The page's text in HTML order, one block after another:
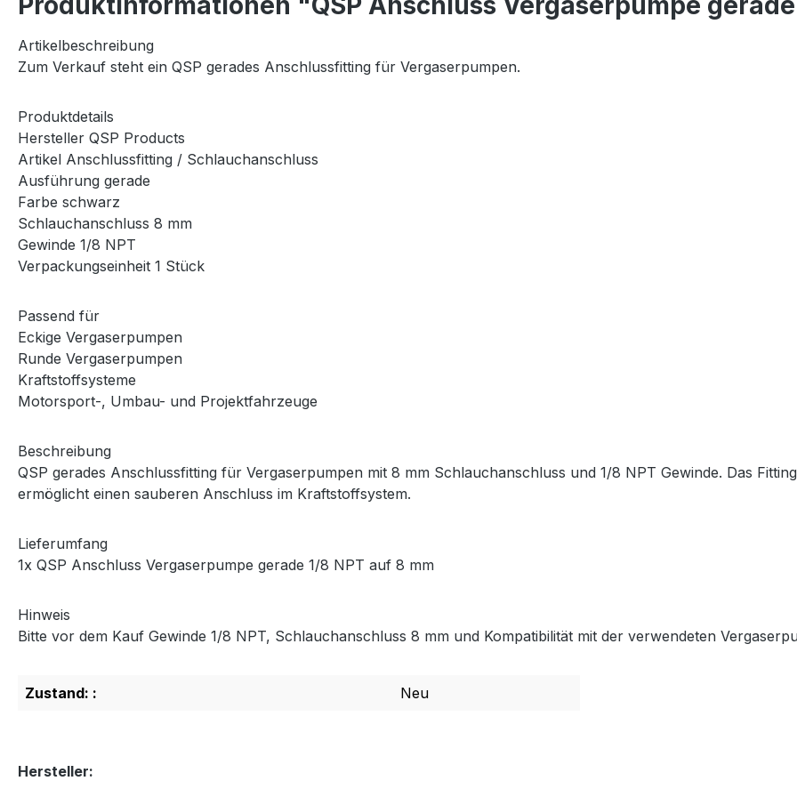
Artikelbeschreibung
Zum Verkauf steht ein QSP gerades Anschlussfitting für Vergaserpumpen.
Produktdetails
Hersteller QSP Products
Artikel Anschlussfitting / Schlauchanschluss
Ausführung gerade
Farbe schwarz
Schlauchanschluss 8 mm
Gewinde 1/8 NPT
Verpackungseinheit 1 Stück
Passend für
Eckige Vergaserpumpen
Runde Vergaserpumpen
Kraftstoffsysteme
Motorsport-, Umbau- und Projektfahrzeuge
Beschreibung
QSP gerades Anschlussfitting für Vergaserpumpen mit 8 mm Schlauchanschluss und 1/8 NPT Gewinde. Das
ermöglicht einen sauberen Anschluss im Kraftstoffsystem.
Lieferumfang
1x QSP Anschluss Vergaserpumpe gerade 1/8 NPT auf 8 mm
Hinweis
Bitte vor dem Kauf Gewinde 1/8 NPT, Schlauchanschluss 8 mm und Kompatibilität mit der verwendeten
Zustand: : Neu
Hersteller: